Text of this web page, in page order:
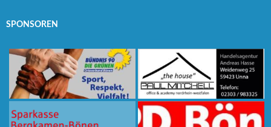
SPONSOREN